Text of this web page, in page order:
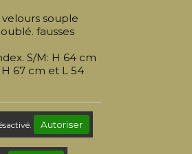
souple
fausses
S/M: H 64 cm
67 cm et L 54
Autoriser